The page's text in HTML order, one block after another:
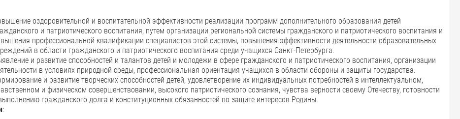
оздоровительной и воспитательной эффективности реализации программ дополнительного образования детей
и патриотического воспитания, путем организации региональной системы гражданского и патриотического воспитания и
профессиональной квалификации специалистов этой системы, повышения эффективности деятельности образовательных
в области гражданского и патриотического воспитания среди учащихся Санкт-Петербурга.
и развитие способностей и талантов детей и молодежи в сфере гражданского и патриотического воспитания, организации
в условиях природной среды, профессиональная ориентация учащихся в области обороны и защиты государства.
и развитие творческих способностей детей, удовлетворение их индивидуальных потребностей в интеллектуальном,
и физическом совершенствовании, высокого патриотического сознания, чувства верности своему Отечеству, готовности
гражданского долга и конституционных обязанностей по защите интересов Родины.
: